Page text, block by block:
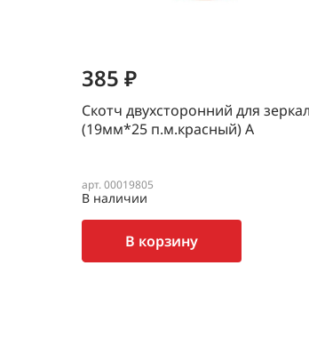
385 ₽
Скотч двухсторонний для зеркал
(19мм*25 п.м.красный) А
арт. 00019805
В наличии
В корзину